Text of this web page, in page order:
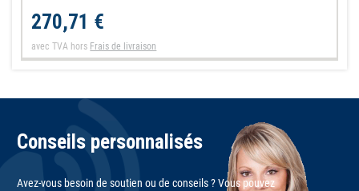
270,71 €
avec TVA hors Frais de livraison
Conseils personnalisés
Avez-vous besoin de soutien ou de conseils ? Vous pouvez